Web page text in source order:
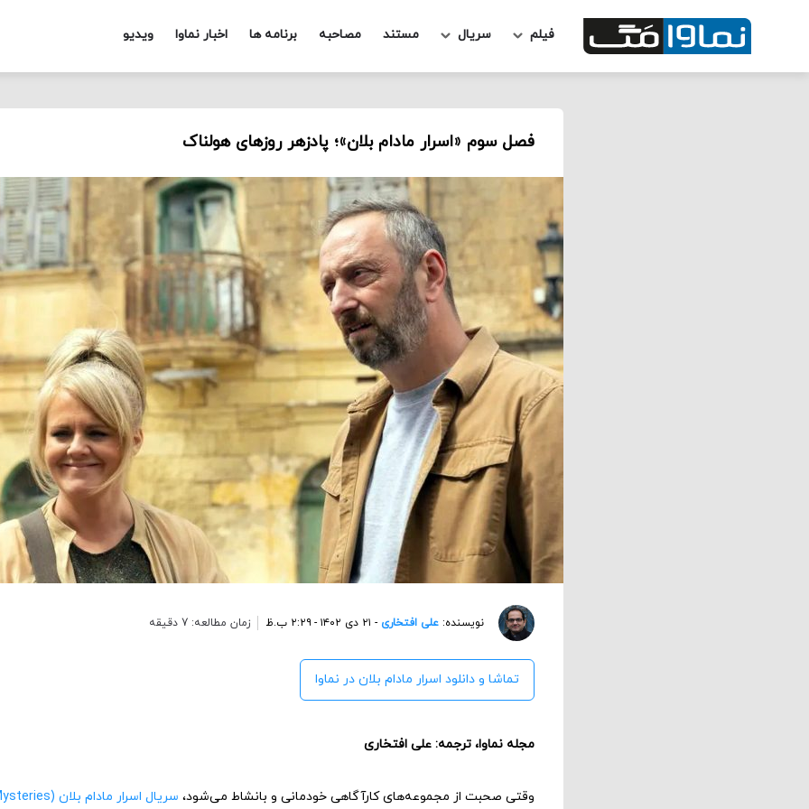
فیلم سریال مستند مصاحبه برنامه ها اخبار نماوا ویدیو
فصل سوم «اسرار مادام بلان»؛ پادزهر روزهای هولناک
نویسنده: علی افتخاری - ۲۱ دی ۱۴۰۲ - ۲:۲۹ ب.ظ زمان مطالعه: 7 دقیقه
تماشا و دانلود اسرار مادام بلان در نماوا
مجله نماوا، ترجمه: علی افتخاری
وقتی صحبت از مجموعه‌های کارآگاهی خودمانی و بانشاط می‌شود، سریال اسرار مادام بلان (The Madame Blanc Mysteries)